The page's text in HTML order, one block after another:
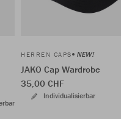
HERREN CAPS NEW!
JAKO Cap Wardrobe
35,00 CHF
Individualisierbar